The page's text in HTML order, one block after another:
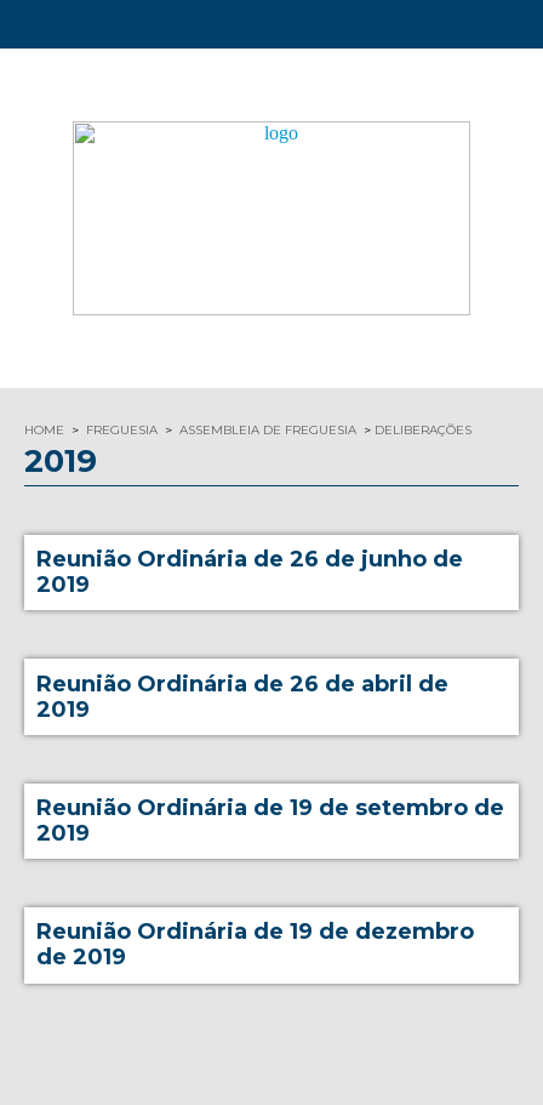
HOME FREGUESIA ASSEMBLEIA DE FREGUESIA DELIBERAÇÕES
2019
Reunião Ordinária de 26 de junho de
2019
Reunião Ordinária de 26 de abril de
2019
Reunião Ordinária de 19 de setembro de
2019
Reunião Ordinária de 19 de dezembro
de 2019